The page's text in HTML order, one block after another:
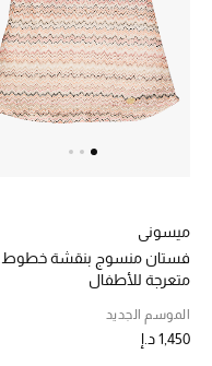
خصم حتى 70%
تسوقوا الآن
ما وصلنا حديثاً
الموسم الجديد
النساء
ميسوني
فستان منسوج بنقشة خطوط
متعرجة للأطفال
الموسم الجديد
1,450 د.إ